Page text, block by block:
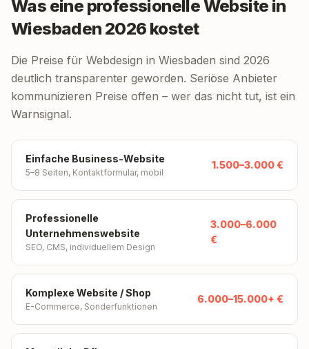
Was eine professionelle Website in
Wiesbaden 2026 kostet
Die Preise für Webdesign in Wiesbaden sind 2026
deutlich transparenter geworden. Seriöse Anbieter
kommunizieren Preise offen – wer das nicht tut, ist ein
Warnsignal.
Einfache Business-Website
5–8 Seiten, Kontaktformular, mobil
1.500–3.000 €
Professionelle
Unternehmenswebsite
SEO, CMS, individuellem Design
3.000–6.000
€
Komplexe Website / Shop
E-Commerce, Sonderfunktionen
6.000–15.000+ €